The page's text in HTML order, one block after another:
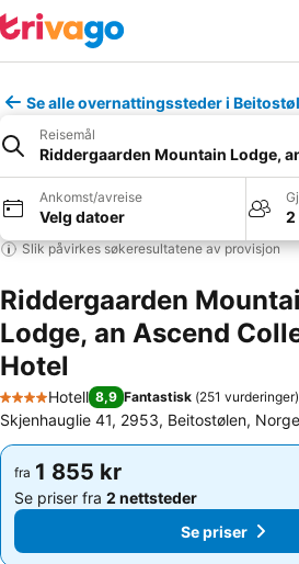
Se alle overnattingssteder i
Reisemål
Riddergaarden Mountain Lodge,
Ankomst/avreise
Velg datoer 2
Slik påvirkes søkeresultatene av provisjon
Riddergaarden
Lodge, an Ascend
Hotel
4 Stjerner
Hotell 8,9 Fantastisk (251 vurderinger)
Skjenhauglie 41, 2953, Beitostølen, Norge
fra 1 855 kr
Se priser fra 2 nettsteder
Se priser
fra 1 855 kr
Se priser fra 2 nettsteder
Se priser